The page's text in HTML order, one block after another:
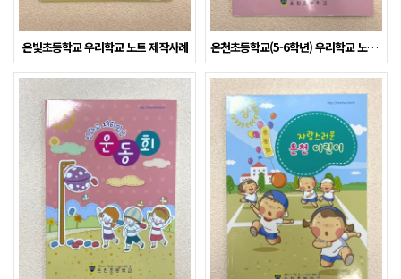
은빛초등학교 우리학교 노트 제작사례 온천초등학교(5-6학년) 우리학교 노트 제작사례